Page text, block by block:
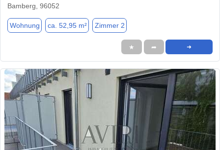
Bamberg, 96052
Wohnung ca. 52,95 m² Zimmer 2
★ ➦ ➜